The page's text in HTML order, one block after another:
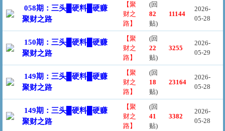
058期：三头█硬料█硬赚
聚财之路
【聚
财之
路】
(回
82
贴)
11144
2026-
05-28
150期：三头█硬料█硬赚
聚财之路
【聚
财之
路】
(回
22
贴)
3255
2026-
05-29
149期：三头█硬料█硬赚
聚财之路
【聚
财之
路】
(回
18
贴)
23164
2026-
05-28
149期：三头█硬料█硬赚
聚财之路
【聚
财之
路】
(回
41
贴)
3382
2026-
05-28